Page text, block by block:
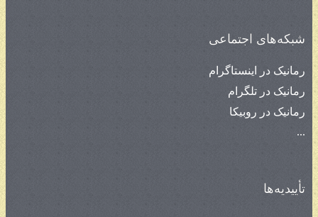
شبکه‌های اجتماعی
رمانیک در اینستاگرام
رمانیک در تلگرام
رمانیک در روبیکا
...
تأییدیه‌ها